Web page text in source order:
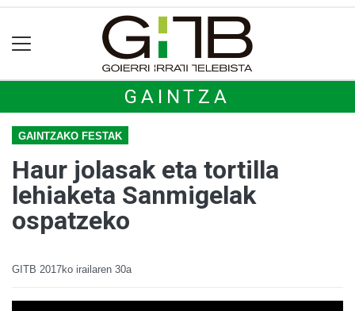
GAINTZA
GAINTZAKO FESTAK
Haur jolasak eta tortilla
lehiaketa Sanmigelak
ospatzeko
GITB 2017ko irailaren 30a